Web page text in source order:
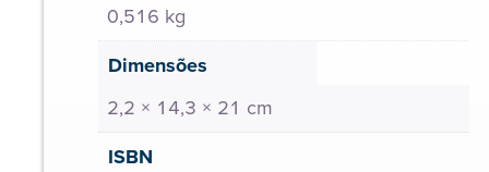
0,516 kg
Dimensões
2,2 × 14,3 × 21 cm
ISBN